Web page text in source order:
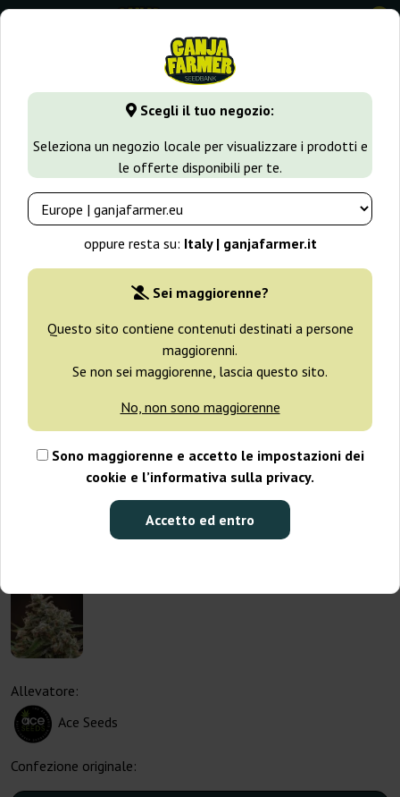
Scegli il tuo negozio:
Seleziona un negozio locale per visualizzare i prodotti e
le offerte disponibili per te.
oppure resta su: Italy | ganjafarmer.it
Sei maggiorenne?
Questo sito contiene contenuti destinati a persone
maggiorenni.
Se non sei maggiorenne, lascia questo sito.
No, non sono maggiorenne
Sono maggiorenne e accetto le impostazioni dei
cookie e l’informativa sulla privacy.
Accetto ed entro
0
GanjaFarmer.it Tipi di Semi Semi di Cannabis Regolari
Allevatore:
Ace Seeds
Confezione originale: